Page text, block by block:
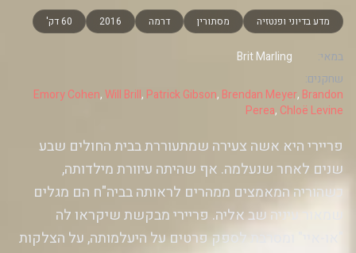
מדע בדיוני ופנטזיה מסתורין דרמה 2016 60 דק'
במאי:
Brit Marling
שחקנים:
Emory Cohen,Will Brill, Patrick Gibson, Brendan Meyer, Brandon
Perea, Chloë Levine
פריירי היא אשה צעירה שמתעוררת בבית החולים שבע
שנים לאחר שנעלמה. אף שהיתה עיוורת מילדותה,
כשהוריה המאמצים ממהרים לראותה בביה"ח הם מגלים
שמאור עיניה שב אליה. פריירי מבקשת שיקראו לה
"או-איי" ומסרבת לספק פרטים על היעלמותה, על הצלקות